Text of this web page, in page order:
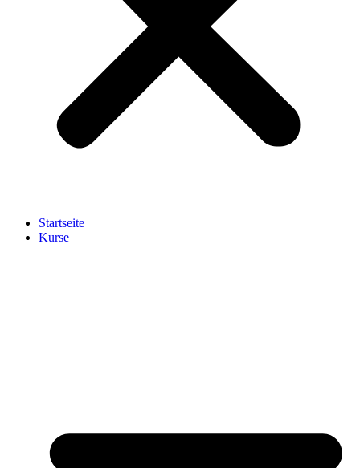
Start­sei­te
Kur­se